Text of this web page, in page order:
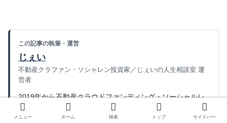
この記事の執筆・運営
じぇい
不動産クラファン・ソシャレン投資家／じぇいの人生相談室 運
営者
2019年から不動産クラウドファンディング・ソーシャルレ
ンディングへ投資し、100案件以上への投資を経験。宅地建
物取引士資格試験に合格。公式情報や契約書面をもとに、運
メニュー ホーム 検索 トップ サイドバー